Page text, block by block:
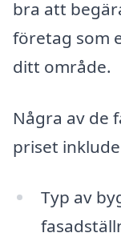
bra att
företag som
ditt område.
Några av de
priset
Typ av